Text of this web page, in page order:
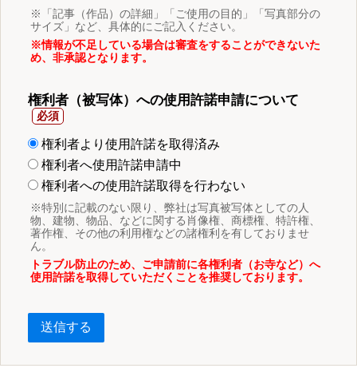
※「記事（作品）の詳細」「ご使用の目的」「写真部分の
サイズ」など、具体的にご記入ください。
※情報が不足している場合は審査をすることができないた
め、非承認となります。
権利者（被写体）への使用許諾申請について
権利者より使用許諾を取得済み
権利者へ使用許諾申請中
権利者への使用許諾取得を行わない
※特別に記載のない限り、弊社は写真被写体としての人
物、建物、物品、などに関する肖像権、商標権、特許権、
著作権、その他の利用権などの諸権利を有しておりませ
ん。
トラブル防止のため、ご申請前に各権利者（お寺など）へ
使用許諾を取得していただくことを推奨しております。
送信する